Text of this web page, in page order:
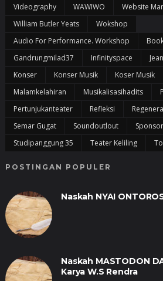
Videography
WAWIWO
Website
William Butler Yeats
Wokshop
Audio For Performance. Workshop
Gandrungmilad37
Infinityspace
Konser
Konser Musik Koser Musik
Malamkelahiran
Musikalisasihadits
Pertunjukanteater
Refleksi
Semar Gugat
Soundoutlout Sponsor
Studipanggung 35
Teater Keliling
POSTINGAN POPULER
Naskah NYAI
Naskah MASTODON
Karya W.S Rendra